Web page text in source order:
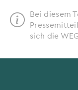
Bei diesem
sich die